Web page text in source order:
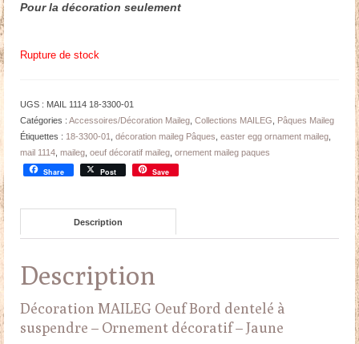
Pour la décoration seulement
Rupture de stock
UGS : MAIL 1114 18-3300-01
Catégories : Accessoires/Décoration Maileg Collections MAILEG
Pâques Maileg
Étiquettes : 18-3300-01 décoration maileg Pâques easter egg ornament maileg
mail 1114 maileg oeuf décoratif maileg ornement maileg paques
Share Post Save
Description
Description
Décoration MAILEG Oeuf Bord dentelé à
suspendre – Ornement décoratif – Jaune